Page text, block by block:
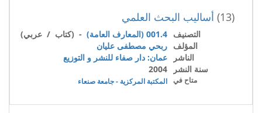
(13) أساليب البحث العلمي
التصنيف 001.4 (المعارف العامة)
- (كتاب / عربي)
المؤلف ربحي مصطفى عليان
الناشر
عمان: دار صفاء للنشر و التوزيع
سنة النشر
2004
متاح في المكتبة المركزية - جامعة صنعاء